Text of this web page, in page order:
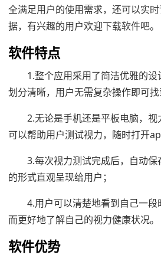
全满足用户的使用需求，还可以实
据，有兴趣的用户欢迎下载软件吧。
软件特点
1.整个应用采用了简洁优雅的
划分清晰，用户无需复杂操作即可找
2.无论是手机还是平板电脑，视
可以帮助用户测试视力，随时打开
3.每次视力测试完成后，自动
的形式直观呈现给用户；
4.用户可以清楚地看到自己一
而更好地了解自己的视力健康状况。
软件优势